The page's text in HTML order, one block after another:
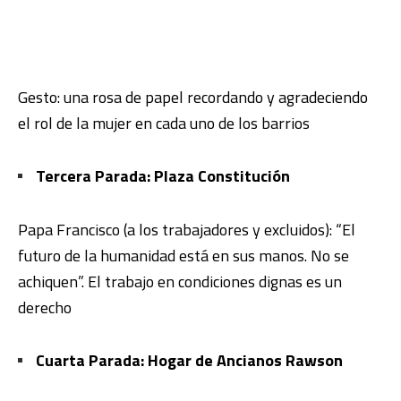
Gesto: una rosa de papel recordando y agradeciendo
el rol de la mujer en cada uno de los barrios
Tercera Parada: Plaza Constitución
Papa Francisco (a los trabajadores y excluidos): “El
futuro de la humanidad está en sus manos. No se
achiquen”. El trabajo en condiciones dignas es un
derecho
Cuarta Parada: Hogar de Ancianos Rawson